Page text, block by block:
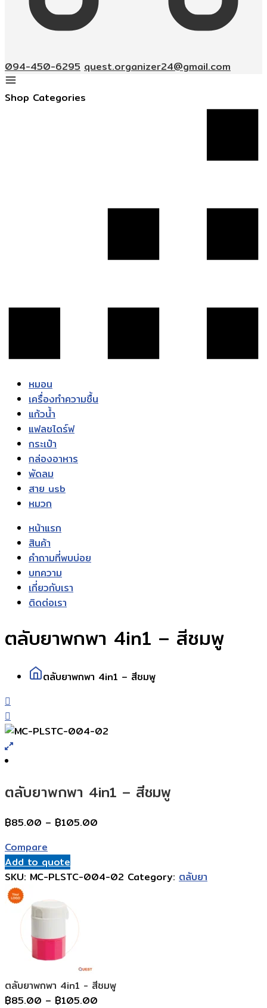
094-450-6295 quest.organizer24@gmail.com
Shop Categories
หมอน
เครื่องทำความชื้น
แก้วน้ำ
แฟลชไดร์ฟ
กระเป๋า
กล่องอาหาร
พัดลม
สาย usb
หมวก
หน้าแรก
สินค้า
คำถามที่พบบ่อย
บทความ
เกี่ยวกับเรา
ติดต่อเรา
ตลับยาพกพา 4in1 – สีชมพู
ตลับยาพกพา 4in1 – สีชมพู
ตลับยาพกพา 4in1 – สีชมพู
฿85.00 – ฿105.00
฿105.00
Compare
Add to quote
SKU: MC-PLSTC-004-02 Category: ตลับยา
ตลับยาพกพา 4in1 - สีชมพู
฿85.00 – ฿105.00